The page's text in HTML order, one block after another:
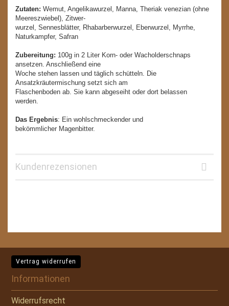
Zutaten: Wemut, Angelikawurzel, Manna, Theriak venezian (ohne
Meereszwiebel), Zitwer-
wurzel, Sennesblätter, Rhabarberwurzel, Eberwurzel, Myrrhe,
Naturkampfer, Safran
Zubereitung: 100g in 2 Liter Korn- oder Wacholderschnaps
ansetzen. Anschließend eine
Woche stehen lassen und täglich schütteln. Die
Ansatzkräutermischung setzt sich am
Flaschenboden ab. Sie kann abgeseiht oder dort belassen
werden.
Das Ergebnis: Ein wohlschmeckender und
bekömmlicher Magenbitter.
Kundenrezensionen
Vertrag widerrufen
Informationen
Widerrufsrecht